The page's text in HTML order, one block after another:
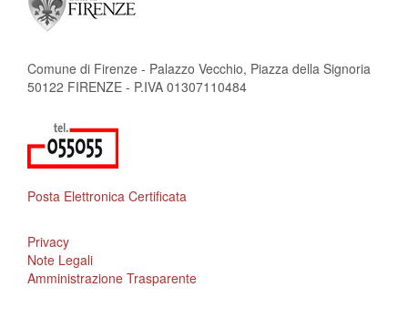
Comune di Firenze - Palazzo Vecchio, Piazza della Signoria
50122 FIRENZE - P.IVA 01307110484
Posta Elettronica Certificata
Privacy
Note Legali
Amministrazione Trasparente